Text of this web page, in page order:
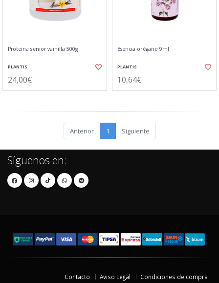
Proteina senior vainilla 500g
PLANTIS
24,00€
Esencia orégano 9ml
PLANTIS
10,64€
Anterior 1 Siguiente
Síguenos en:
Contacto Aviso Legal Condiciones de compra